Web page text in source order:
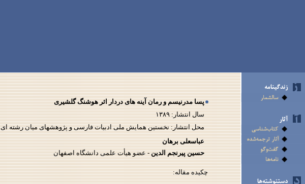
پسا مدرنیسم و رمان آینه های دردار اثر هوشنگ گلشیری
سال انتشار:۱۳۸۹
محل انتشار: نخستین همایش ملی ادبیات فارسی و پژوهشهای میان رشته ای
عباسعلی برهان
حسین پیرنجم الدین- عضو هیأت علمی دانشگاه اصفهان
چکیده مقاله: